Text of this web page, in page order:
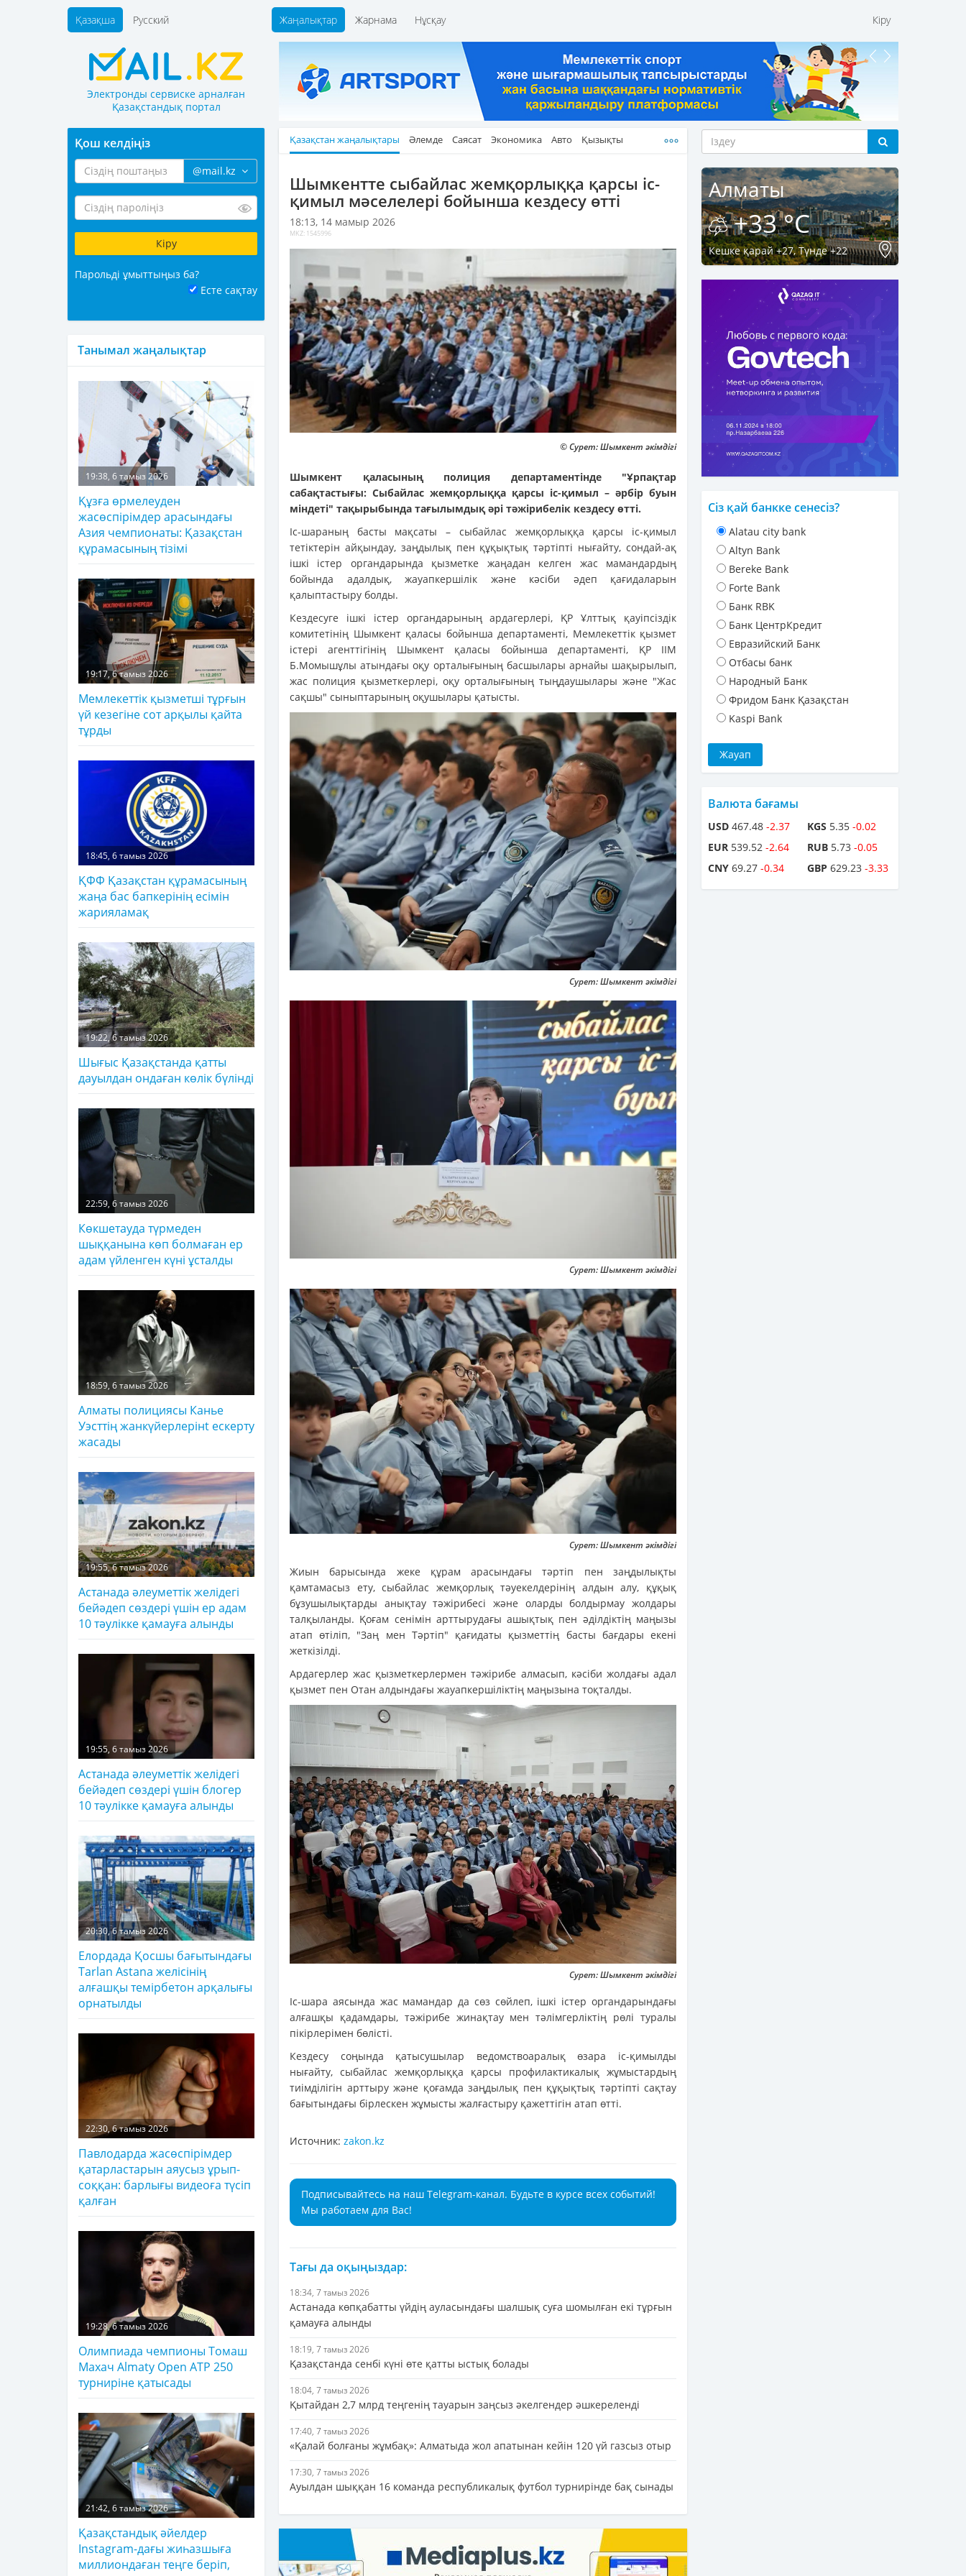
Жаңалықтар Жарнама Нұсқау Кіру
Қазақша Русский
Электронды сервиске арналған
Қазақстандық портал
Қазақстан жаңалықтары Әлемде Саясат Экономика Авто Қызықты
Шымкентте сыбайлас жемқорлыққа қарсы іс-
қимыл мәселелері бойынша кездесу өтті
18:13, 14 мамыр 2026
MKZ: 1545996
© Сурет: Шымкент әкімдігі
Шымкент қаласының полиция департаментінде "Ұрпақтар
сабақтастығы: Сыбайлас жемқорлыққа қарсы іс-қимыл – әрбір буын
міндеті" тақырыбында тағылымдық әрі тәжірибелік кездесу өтті.
Іс-шараның басты мақсаты – сыбайлас жемқорлыққа қарсы іс-қимыл
тетіктерін айқындау, заңдылық пен құқықтық тәртіпті нығайту, сондай-ақ
ішкі істер органдарында қызметке жаңадан келген жас мамандардың
бойында адалдық, жауапкершілік және кәсіби әдеп қағидаларын
қалыптастыру болды.
Кездесуге ішкі істер органдарының ардагерлері, ҚР Ұлттық қауіпсіздік
комитетінің Шымкент қаласы бойынша департаменті, Мемлекеттік қызмет
істері агенттігінің Шымкент қаласы бойынша департаменті, ҚР ІІМ
Б.Момышұлы атындағы оқу орталығының басшылары арнайы шақырылып,
жас полиция қызметкерлері, оқу орталығының тыңдаушылары және "Жас
сақшы" сыныптарының оқушылары қатысты.
Сурет: Шымкент әкімдігі
Сурет: Шымкент әкімдігі
Сурет: Шымкент әкімдігі
Жиын барысында жеке құрам арасындағы тәртіп пен заңдылықты
қамтамасыз ету, сыбайлас жемқорлық тәуекелдерінің алдын алу, құқық
бұзушылықтарды анықтау тәжірибесі және оларды болдырмау жолдары
талқыланды. Қоғам сенімін арттырудағы ашықтық пен әділдіктің маңызы
атап өтіліп, "Заң мен Тәртіп" қағидаты қызметтің басты бағдары екені
жеткізілді.
Ардагерлер жас қызметкерлермен тәжірибе алмасып, кәсіби жолдағы адал
қызмет пен Отан алдындағы жауапкершіліктің маңызына тоқталды.
Сурет: Шымкент әкімдігі
Іс-шара аясында жас мамандар да сөз сөйлеп, ішкі істер органдарындағы
алғашқы қадамдары, тәжірибе жинақтау мен тәлімгерліктің рөлі туралы
пікірлерімен бөлісті.
Кездесу соңында қатысушылар ведомствоаралық өзара іс-қимылды
нығайту, сыбайлас жемқорлыққа қарсы профилактикалық жұмыстардың
тиімділігін арттыру және қоғамда заңдылық пен құқықтық тәртіпті сақтау
бағытындағы бірлескен жұмысты жалғастыру қажеттігін атап өтті.
Источник: zakon.kz
Подписывайтесь на наш Telegram-канал. Будьте в курсе всех событий!
Мы работаем для Вас!
Тағы да оқыңыздар:
18:34, 7 тамыз 2026
Астанада көпқабатты үйдің ауласындағы шалшық суға шомылған екі тұрғын
қамауға алынды
18:19, 7 тамыз 2026
Қазақстанда сенбі күні өте қатты ыстық болады
18:04, 7 тамыз 2026
Қытайдан 2,7 млрд теңгенің тауарын заңсыз әкелгендер әшкереленді
17:40, 7 тамыз 2026
«Қалай болғаны жұмбақ»: Алматыда жол апатынан кейін 120 үй газсыз отыр
17:30, 7 тамыз 2026
Ауылдан шыққан 16 команда республикалық футбол турнирінде бақ сынады
Қош келдіңіз
@mail.kz
Парольді ұмыттыңыз ба?
Есте сақтау
Танымал жаңалықтар
19:38, 6 тамыз 2026
Құзға өрмелеуден
жасөспірімдер арасындағы
Азия чемпионаты: Қазақстан
құрамасының тізімі
19:17, 6 тамыз 2026
Мемлекеттік қызметші тұрғын
үй кезегіне сот арқылы қайта
тұрды
18:45, 6 тамыз 2026
ҚФФ Қазақстан құрамасының
жаңа бас бапкерінің есімін
жарияламақ
19:22, 6 тамыз 2026
Шығыс Қазақстанда қатты
дауылдан ондаған көлік бүлінді
22:59, 6 тамыз 2026
Көкшетауда түрмеден
шыққанына көп болмаған ер
адам үйленген күні ұсталды
18:59, 6 тамыз 2026
Алматы полициясы Канье
Уэсттің жанкүйерлерінt ескерту
жасады
19:55, 6 тамыз 2026
Астанада әлеуметтік желідегі
бейәдеп сөздері үшін ер адам
10 тәулікке қамауға алынды
19:55, 6 тамыз 2026
Астанада әлеуметтік желідегі
бейәдеп сөздері үшін блогер
10 тәулікке қамауға алынды
20:30, 6 тамыз 2026
Елордада Қосшы бағытындағы
Tarlan Astana желісінің
алғашқы темірбетон арқалығы
орнатылды
22:30, 6 тамыз 2026
Павлодарда жасөспірімдер
қатарластарын аяусыз ұрып-
соққан: барлығы видеоға түсіп
қалған
19:28, 6 тамыз 2026
Олимпиада чемпионы Томаш
Махач Almaty Open ATP 250
турниріне қатысады
21:42, 6 тамыз 2026
Қазақстандық әйелдер
Instagram-дағы жиһазшыға
миллиондаған теңге беріп,
Алматы
+33 °C
Кешке қарай +27, Түнде +22
Сіз қай банкке сенесіз?
Alatau city bank
Altyn Bank
Bereke Bank
Forte Bank
Банк RBK
Банк ЦентрКредит
Евразийский Банк
Отбасы банк
Народный Банк
Фридом Банк Қазақстан
Kaspi Bank
Валюта бағамы
USD 467.48 -2.37
EUR 539.52 -2.64
CNY 69.27 -0.34
KGS 5.35 -0.02
RUB 5.73 -0.05
GBP 629.23 -3.33